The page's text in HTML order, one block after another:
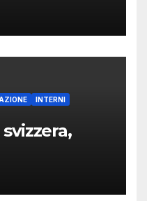
INTERNI